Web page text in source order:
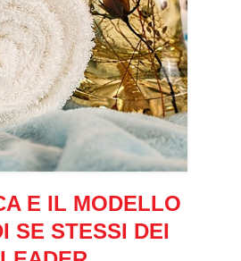
E IL MODELLO
SE STESSI DEI